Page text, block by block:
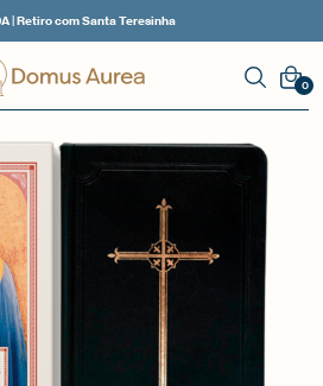
| Retiro com Santa Teresinha
0